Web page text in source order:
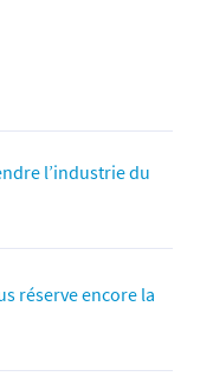
l’industrie du
réserve encore la